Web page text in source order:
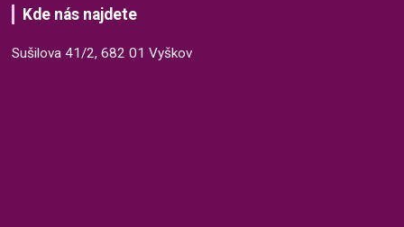
Kde nás najdete
Sušilova 41/2, 682 01 Vyškov